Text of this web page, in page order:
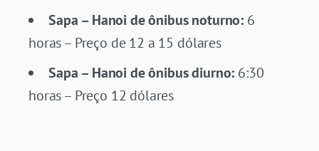
Sapa – Hanoi de ônibus noturno: 6
horas – Preço de 12 a 15 dólares
Sapa – Hanoi de ônibus diurno: 6:30
horas – Preço 12 dólares